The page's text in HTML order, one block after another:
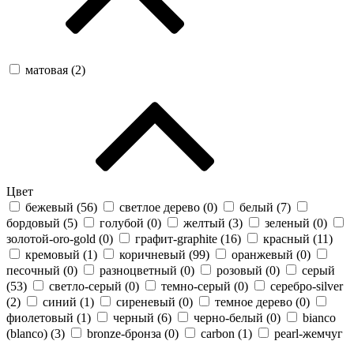
матовая (2)
Цвет
бежевый (56) светлое дерево (0) белый (7)
бордовый (5) голубой (0) желтый (3) зеленый (0)
золотой-oro-gold (0) графит-graphite (16) красный (11)
кремовый (1) коричневый (99) оранжевый (0)
песочный (0) разноцветный (0) розовый (0)
серый
(53) светло-серый (0) темно-серый (0)
серебро-silver
(2) синий (1) сиреневый (0) темное дерево (0)
фиолетовый (1) черный (6) черно-белый (0)
bianco
(blanco) (3) bronze-бронза (0) carbon (1)
pearl-жемчуг